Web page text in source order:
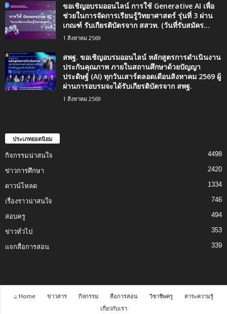
ขอเชิญอบรมออนไลน์ การใช้ Generative AI เพื่อ
ช่วยในการจัดการเรียนรู้วิทยาศาสตร์ รุ่นที่ 3 ผ่าน
เกณฑ์ รับเกียรติบัตรจาก สสวท. (วันที่รับสมัคร...
1 สิงหาคม 2569
สพฐ. ขอเชิญอบรมออนไลน์ หลักสูตรการดำเนินงาน
ประกันคุณภาพ ภายในสถานศึกษาด้วยปัญญา
ประดิษฐ์ (AI) ทุกวันเสาร์ตลอดเดือนสิงหาคม 2569 ผู้
ผ่านการอบรมจะได้รับเกียรติบัตรจาก สพฐ.
1 สิงหาคม 2569
ประเภทยอดนิยม
กิจกรรมน่าสนใจ 4498
ข่าวการศึกษา 2420
ดาวน์โหลด 1334
เรื่องราวน่าสนใจ 746
สอบครู 494
ข่าวทั่วไป 353
แจกสื่อการสอน 339
⌂ Home ข่าวสาร กิจกรรม สื่อการสอน วิชาชีพครู
สาระความรู้
เกี่ยวกับเรา